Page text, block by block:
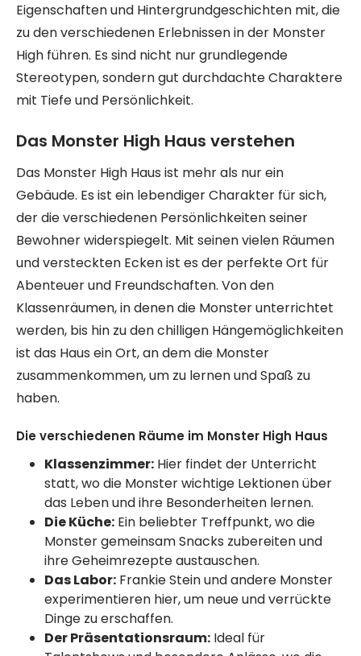
Eigenschaften und Hintergrundgeschichten mit, die
zu den verschiedenen Erlebnissen in der Monster
High führen. Es sind nicht nur grundlegende
Stereotypen, sondern gut durchdachte Charaktere
mit Tiefe und Persönlichkeit.
Das Monster High Haus verstehen
Das Monster High Haus ist mehr als nur ein
Gebäude. Es ist ein lebendiger Charakter für sich,
der die verschiedenen Persönlichkeiten seiner
Bewohner widerspiegelt. Mit seinen vielen Räumen
und versteckten Ecken ist es der perfekte Ort für
Abenteuer und Freundschaften. Von den
Klassenräumen, in denen die Monster unterrichtet
werden, bis hin zu den chilligen Hängemöglichkeiten
ist das Haus ein Ort, an dem die Monster
zusammenkommen, um zu lernen und Spaß zu
haben.
Die verschiedenen Räume im Monster High Haus
Klassenzimmer: Hier findet der Unterricht
statt, wo die Monster wichtige Lektionen über
das Leben und ihre Besonderheiten lernen.
Die Küche: Ein beliebter Treffpunkt, wo die
Monster gemeinsam Snacks zubereiten und
ihre Geheimrezepte austauschen.
Das Labor: Frankie Stein und andere Monster
experimentieren hier, um neue und verrückte
Dinge zu erschaffen.
Der Präsentationsraum: Ideal für